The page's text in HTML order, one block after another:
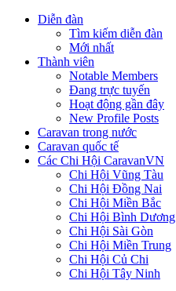
Diễn đàn
Tìm kiếm diễn đàn
Mới nhất
Thành viên
Notable Members
Đang trực tuyến
Hoạt động gần đây
New Profile Posts
Caravan trong nước
Caravan quốc tế
Các Chi Hội CaravanVN
Chi Hội Vũng Tàu
Chi Hội Đồng Nai
Chi Hội Miền Bắc
Chi Hội Bình Dương
Chi Hội Sài Gòn
Chi Hội Miền Trung
Chi Hội Củ Chi
Chi Hội Tây Ninh